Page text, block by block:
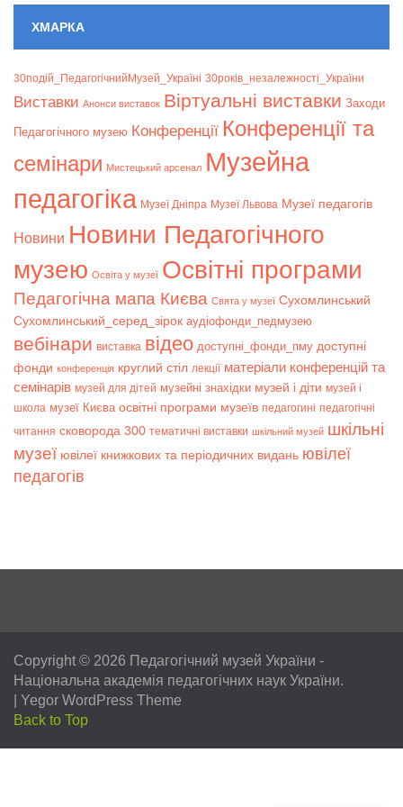
ХМАРКА
30подій_ПедагогічнийМузей_Україні 30років_незалежності_України
Bиставки Анонси виставок Віртуальні виставки Заходи
Педагогічного музею Конференції Конференції та
семінари Мистецький арсенал Музейна
педагогіка Музеї Дніпра Музеї Львова Музеї педагогів
Новини Новини Педагогічного
музею Освіта у музеї Освітні програми
Педагогічна мапа Києва Свята у музеї Сухомлинський
Сухомлинський_серед_зірок аудіофонди_педмузею
вебінари виставка відео доступні_фонди_пму доступні
фонди конференція круглий стіл лекції матеріали конференцій та
семінарів музей для дітей музейні знахідки музей і діти музей і
школа музеї Києва освітні програми музеїв педагогині педагогічні
читання сковорода 300 тематичні виставки шкільний музей шкільні
музеї ювілеї книжкових та періодичних видань ювілеї
педагогів
Copyright © 2026 Педагогічний музей України -
Національна академія педагогічних наук України.
Yegor WordPress Theme
Back to Top